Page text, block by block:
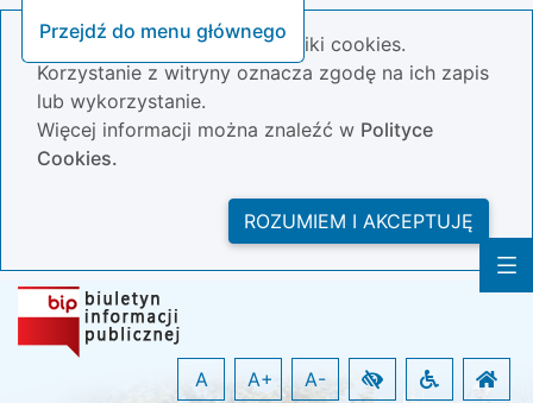
Przejdź do menu głównego
Nasza strona wykorzystuje pliki cookies.
Korzystanie z witryny oznacza zgodę na ich zapis
lub wykorzystanie.
Więcej informacji można znaleźć w Polityce
Cookies.
ROZUMIEM I AKCEPTUJĘ
A A+ A-